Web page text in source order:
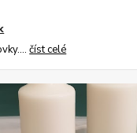
číst celé